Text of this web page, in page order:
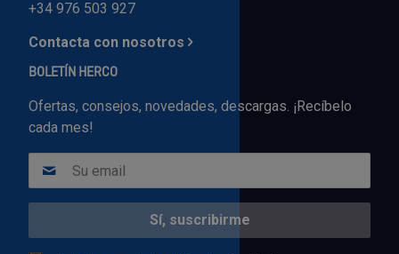
+34 976 503 927
Contacta con nosotros
BOLETÍN HERCO
Ofertas, consejos, novedades, descargas. ¡Recíbelo
cada mes!